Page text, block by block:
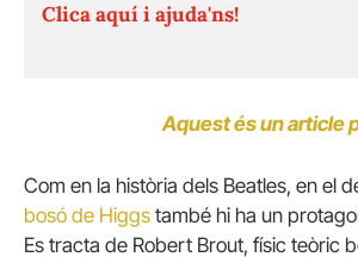
Clica aquí i ajuda'ns!
Aquest és un article
Com en la història dels Beatles, en el
bosó de Higgs també hi ha un
Es tracta de Robert Brout, físic teòric